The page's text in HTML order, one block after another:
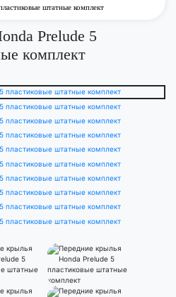
штатные комплект
Prelude 5
комплект